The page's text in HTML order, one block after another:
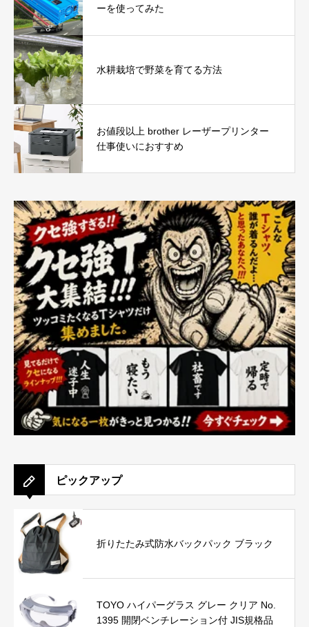
ーを使ってみた
水耕栽培で野菜を育てる方法
お値段以上 brother レーザープリンター
仕事使いにおすすめ
ピックアップ
折りたたみ式防水バックパック ブラック
TOYO ハイパーグラス グレー クリア No.
1395 開閉ベンチレーション付 JIS規格品